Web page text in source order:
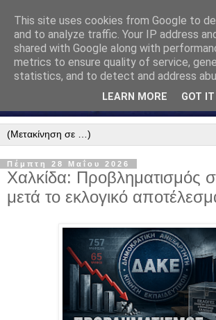
Πέμπτη 28 Μαΐου 2026
Χαλκίδα: Προβληματισμός
μετά το εκλογικό
This site uses cookies from Google to
and to analyze traffic. Your IP address
shared with Google along with
metrics to ensure quality of service,
statistics, and to detect and address
LEARN MORE GOT IT